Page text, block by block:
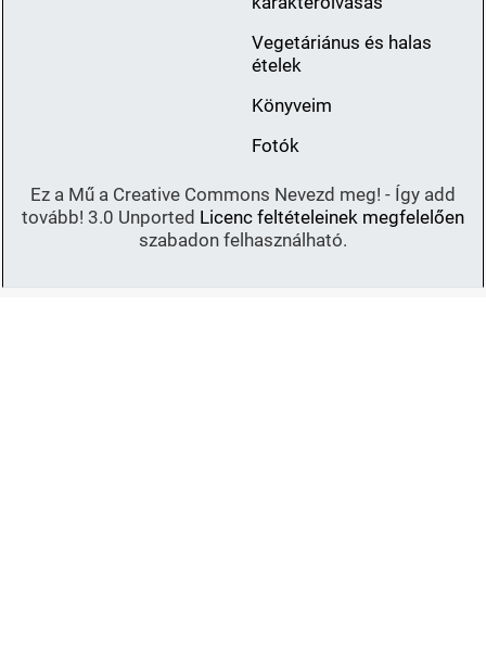
Vegetáriánus és halas
ételek
Könyveim
Fotók
Ez a Mű a Creative Commons Nevezd meg! - Így add
tovább! 3.0 Unported Licenc feltételeinek megfelelően
szabadon felhasználható.